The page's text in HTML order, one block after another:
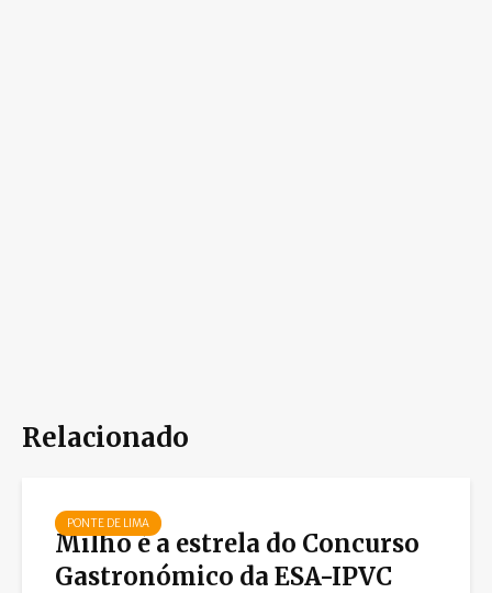
Relacionado
PONTE DE LIMA
Milho é a estrela do Concurso
Gastronómico da ESA-IPVC